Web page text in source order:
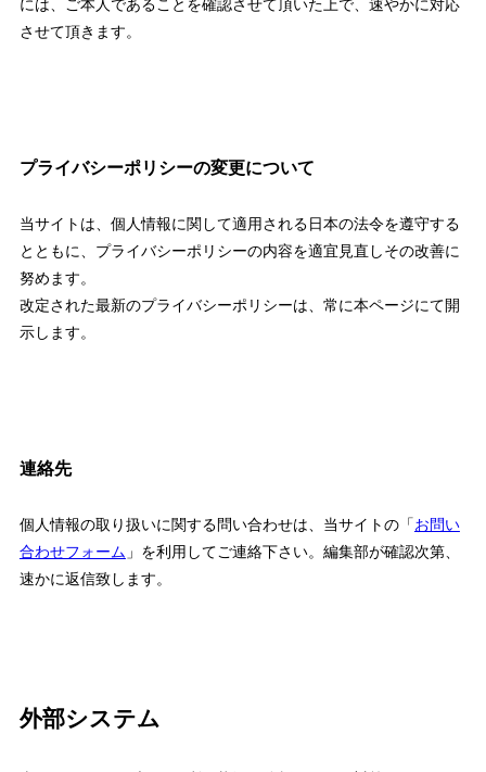
には、ご本人であることを確認させて頂いた上で、速やかに対応
させて頂きます。
プライバシーポリシーの変更について
当サイトは、個人情報に関して適用される日本の法令を遵守する
とともに、プライバシーポリシーの内容を適宜見直しその改善に
努めます。
改定された最新のプライバシーポリシーは、常に本ページにて開
示します。
連絡先
個人情報の取り扱いに関する問い合わせは、当サイトの「お問い
合わせフォーム 」を利用してご連絡下さい。編集部が確認次第、
速かに返信致します。
外部システム